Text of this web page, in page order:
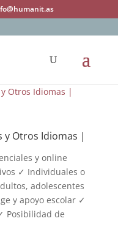
y Otros Idiomas |
y online
✓ Individuales o
adolescentes
y apoyo escolar ✓
Posibilidad de